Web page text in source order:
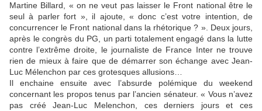
Martine Billard, « on ne veut pas laisser le Front national être le
seul à parler fort », il ajoute, « donc c’est votre intention, de
concurrencer le Front national dans la rhétorique ? ». Deux jours,
après le congrès du PG, un parti totalement engagé dans la lutte
contre l’extrême droite, le journaliste de France Inter ne trouve
rien de mieux à faire que de démarrer son échange avec Jean-
Luc Mélenchon par ces grotesques allusions…
Il enchaine ensuite avec l’absurde polémique du weekend
concernant les propos tenus par l’ancien sénateur. « Vous n’avez
pas créé Jean-Luc Melenchon, ces derniers jours et ces